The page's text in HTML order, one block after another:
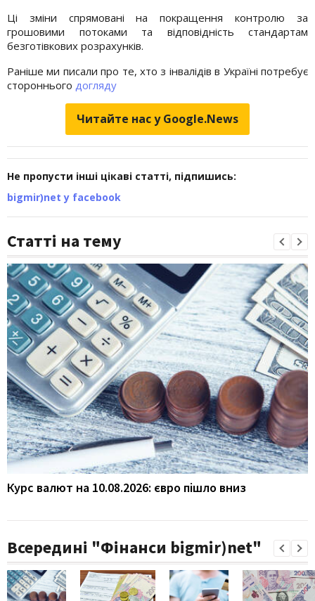
Ці зміни спрямовані на покращення контролю за
грошовими потоками та відповідність стандартам
безготівкових розрахунків.
Раніше ми писали про те, хто з інвалідів в Україні потребує
стороннього догляду
Читайте нас у Google.News
Не пропусти інші цікаві статті, підпишись:
bigmir)net у facebook
Статті на тему
Курс валют на 10.08.2026: євро пішло вниз
Всередині "Фінанси bigmir)net"